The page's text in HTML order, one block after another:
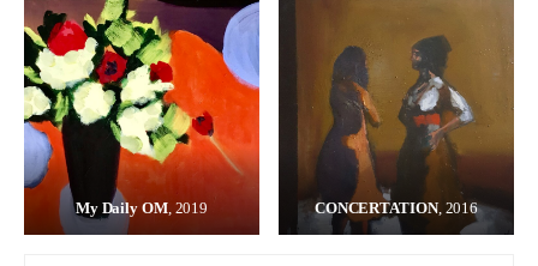
My Daily OM, 2019 CONCERTATION, 2016